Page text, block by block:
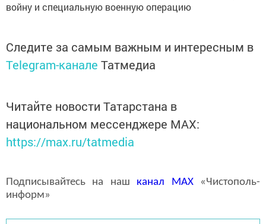
войну и специальную военную операцию
Следите за самым важным и интересным в
Telegram-канале Татмедиа
Читайте новости Татарстана в
национальном мессенджере MАХ:
https://max.ru/tatmedia
Подписывайтесь на наш канал MAX«Чистополь-
информ»